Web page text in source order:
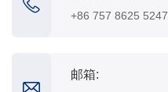
+86 757 8625 5247
邮箱: